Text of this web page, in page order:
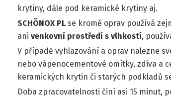
krytiny, dále pod keramické krytiny aj.
SCHÖNOX PL se kromě oprav používá
ani venkovní prostředí s vlhkostí,
V případě vyhlazování a oprav nalezne
nebo vápenocementové omítky, zdiva a
keramických krytin či starých podkladů
Doba zpracovatelnosti činí asi 15 minut,